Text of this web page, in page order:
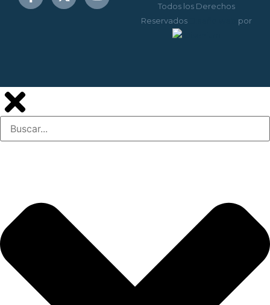
Todos los Derechos
Reservados
por